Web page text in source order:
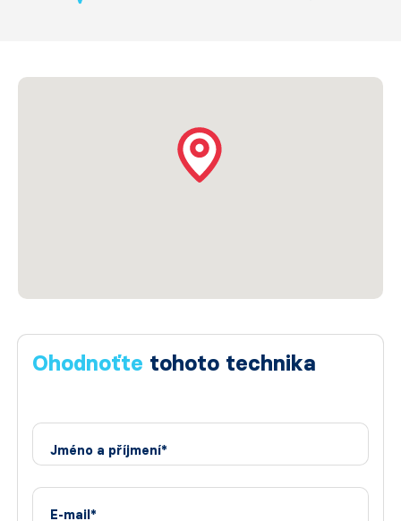
Ohodnoťte tohoto technika
Jméno a příjmení*
E-mail*